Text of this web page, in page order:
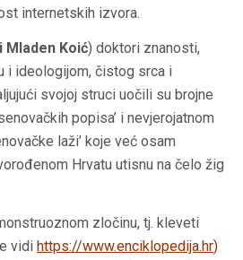
internetskih izvora.
Mladen Koić) doktori znanosti,
i ideologijom, čistog srca i
svojoj struci uočili su brojne
popisa’ i nevjerojatnom
laži’ koje već osam
Hrvatu utisnu na čelo žig
zločinu, tj. kleveti
vidi https://www.enciklopedija.hr)